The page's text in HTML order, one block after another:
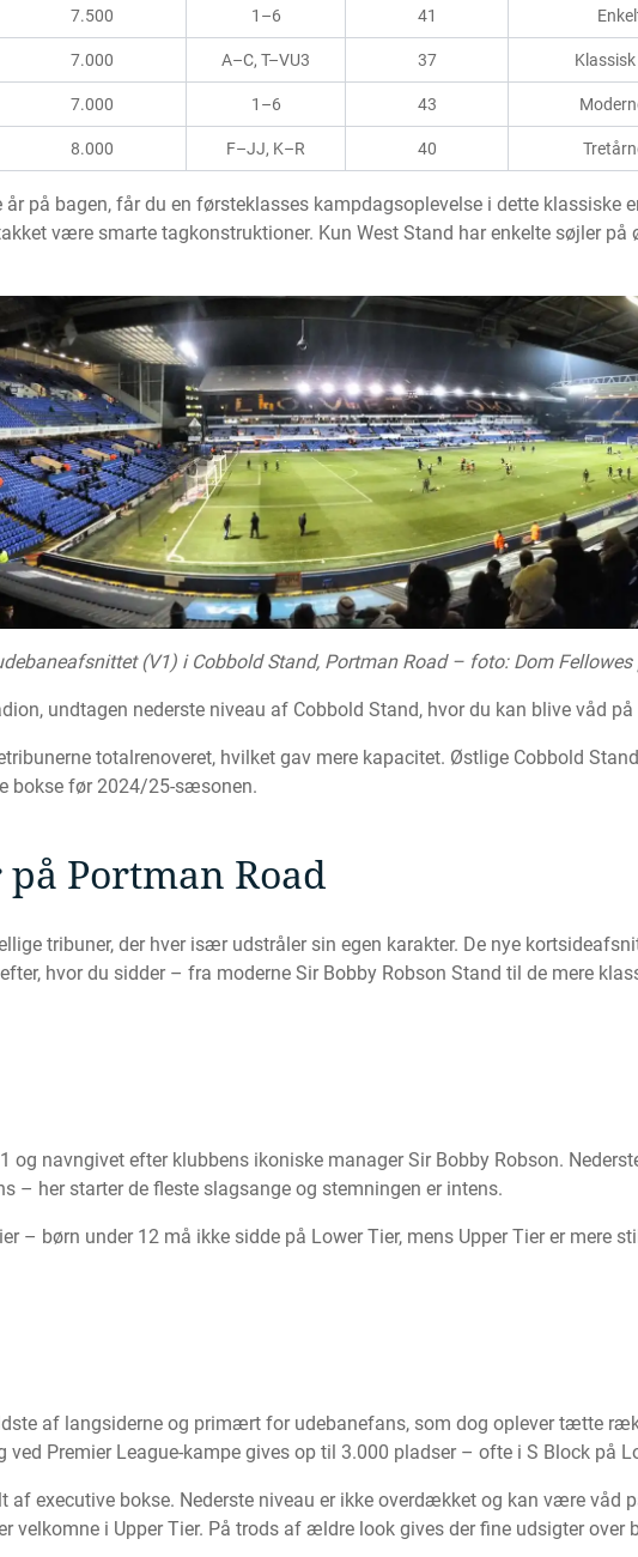
7.500 1–6 41
7.000 A–C, T–VU3 37
7.000 1–6 43
8.000 F–JJ, K–R 40
på bagen, får du en førsteklasses kampdagsoplevelse i dette klassiske
være smarte tagkonstruktioner. Kun West Stand har enkelte søjler på
(V1) i Cobbold Stand, Portman Road – foto: Dom Fellowes
undtagen nederste niveau af Cobbold Stand, hvor du kan blive våd på
totalrenoveret, hvilket gav mere kapacitet. Østlige Cobbold
bokse før 2024/25-sæsonen.
Portman Road
tribuner, der hver især udstråler sin egen karakter. De nye
hvor du sidder – fra moderne Sir Bobby Robson Stand til de mere
og navngivet efter klubbens ikoniske manager Sir Bobby Robson.
– her starter de fleste slagsange og stemningen er intens.
– børn under 12 må ikke sidde på Lower Tier, mens Upper Tier er mere
af langsiderne og primært for udebanefans, som dog oplever tætte
ved Premier League-kampe gives op til 3.000 pladser – ofte i S Block på
af executive bokse. Nederste niveau er ikke overdækket og kan være våd
velkomne i Upper Tier. På trods af ældre look gives der fine udsigter over